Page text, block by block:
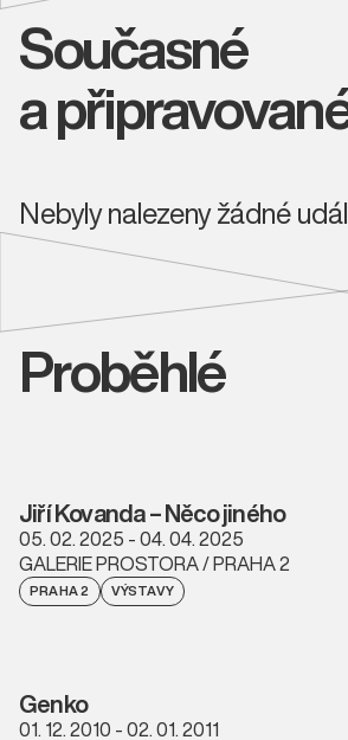
Současné
a
Nebyly nalezeny žádné
Proběhlé
Jiří Kovanda – Něco jiného
05. 02. 2025 - 04. 04. 2025
GALERIE PROSTORA / PRAHA 2
PRAHA 2 VÝSTAVY
Genko
01. 12. 2010 - 02. 01. 2011